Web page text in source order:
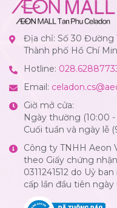
Địa chỉ: Số 30 Đường
Thành phố Hồ Chí
Hotline:
Email:
Giờ mở cửa:
Ngày thường (10:00 -
Cuối tuần và ngày lễ
Công ty TNHH Aeon
theo Giấy chứng
0311241512 do Uỷ
cấp lần đầu tiên ngày